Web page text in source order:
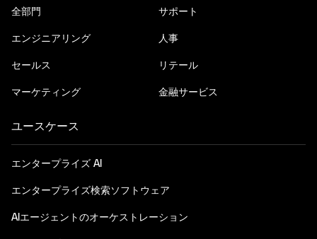
全部門
エンジニアリング
セールス
マーケティング
サポート
人事
リテール
金融サービス
ユースケース
エンタープライズ AI
エンタープライズ検索ソフトウェア
AIエージェントのオーケストレーション